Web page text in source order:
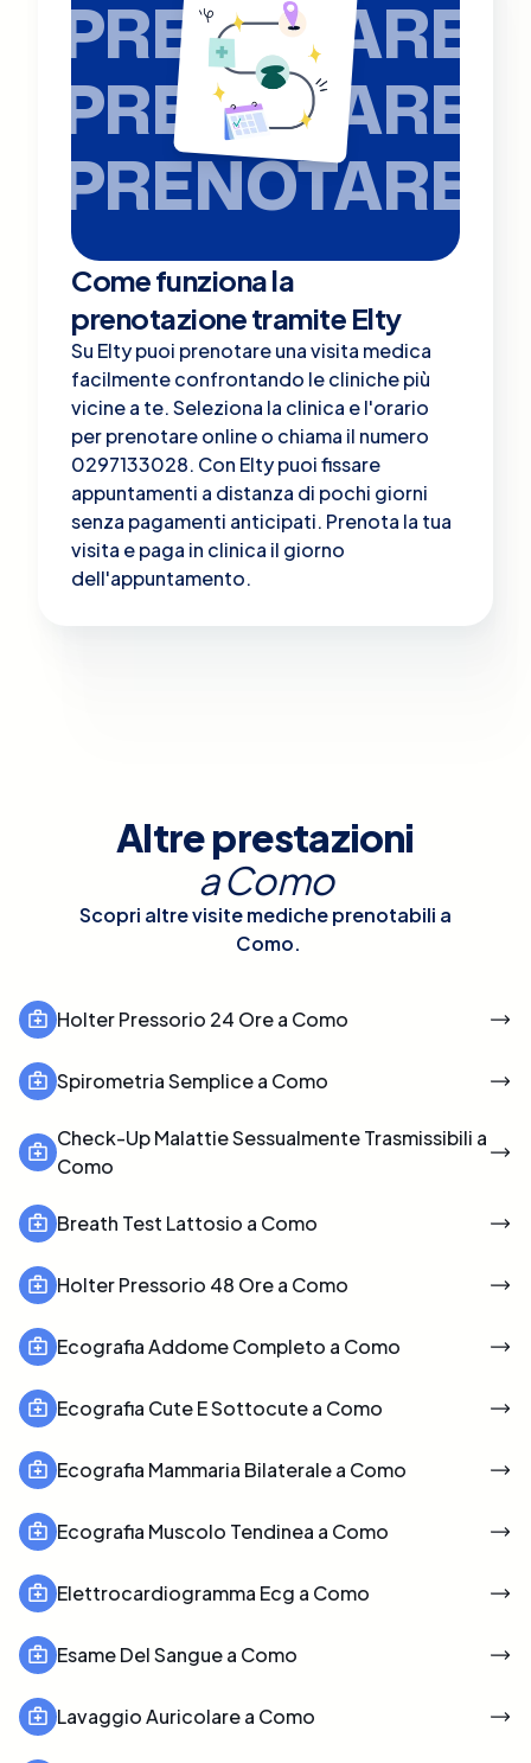
PRENOTARE
PRENOTARE
PRENOTARE
Come funziona la
prenotazione tramite Elty
Su Elty puoi prenotare una visita medica
facilmente confrontando le cliniche più
vicine a te. Seleziona la clinica e l'orario
per prenotare online o chiama il numero
0297133028. Con Elty puoi fissare
appuntamenti a distanza di pochi giorni
senza pagamenti anticipati. Prenota la tua
visita e paga in clinica il giorno
dell'appuntamento.
Altre prestazioni
aComo
Scopri altre visite mediche prenotabili a
Como.
Holter Pressorio 24 Ore a Como
Spirometria Semplice a Como
Check-Up Malattie Sessualmente Trasmissibili a
Como
Breath Test Lattosio a Como
Holter Pressorio 48 Ore a Como
Ecografia Addome Completo a Como
Ecografia Cute E Sottocute a Como
Ecografia Mammaria Bilaterale a Como
Ecografia Muscolo Tendinea a Como
Elettrocardiogramma Ecg a Como
Esame Del Sangue a Como
Lavaggio Auricolare a Como